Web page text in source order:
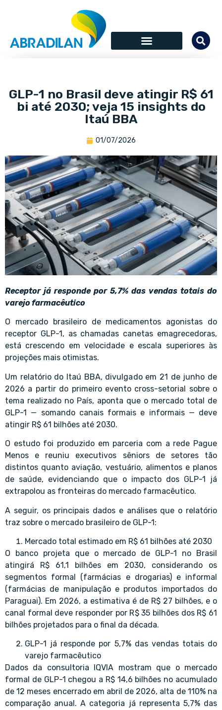
GLP-1 no Brasil deve atingir R$ 61
bi até 2030; veja 15 insights do
Itaú BBA
01/07/2026
Receptor já responde por 5,7% das vendas totais do
varejo farmacêutico
O mercado brasileiro de medicamentos agonistas do
receptor GLP-1, as chamadas canetas emagrecedoras,
está crescendo em velocidade e escala superiores às
projeções mais otimistas.
Um relatório do Itaú BBA, divulgado em 21 de junho de
2026 a partir do primeiro evento cross-setorial sobre o
tema realizado no País, aponta que o mercado total de
GLP-1 — somando canais formais e informais — deve
atingir R$ 61 bilhões até 2030.
O estudo foi produzido em parceria com a rede Pague
Menos e reuniu executivos sêniors de setores tão
distintos quanto aviação, vestuário, alimentos e planos
de saúde, evidenciando que o impacto dos GLP-1 já
extrapolou as fronteiras do mercado farmacêutico.
A seguir, os principais dados e análises que o relatório
traz sobre o mercado brasileiro de GLP-1:
Mercado total estimado em R$ 61 bilhões até 2030
O banco projeta que o mercado de GLP-1 no Brasil
atingirá R$ 61,1 bilhões em 2030, considerando os
segmentos formal (farmácias e drogarias) e informal
(farmácias de manipulação e produtos importados do
Paraguai). Em 2026, a estimativa é de R$ 27 bilhões, e o
canal formal deve responder por R$ 35 bilhões dos R$ 61
bilhões projetados para o final da década.
GLP-1 já responde por 5,7% das vendas totais do
varejo farmacêutico
Dados da consultoria IQVIA mostram que o mercado
formal de GLP-1 chegou a R$ 14,6 bilhões no acumulado
de 12 meses encerrado em abril de 2026, alta de 110% na
comparação anual. A categoria já representa 5,7% das